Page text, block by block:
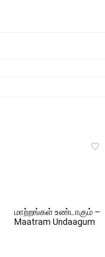
மாற்றங்கள் உண்டாகும் –
Maatram Undaagum